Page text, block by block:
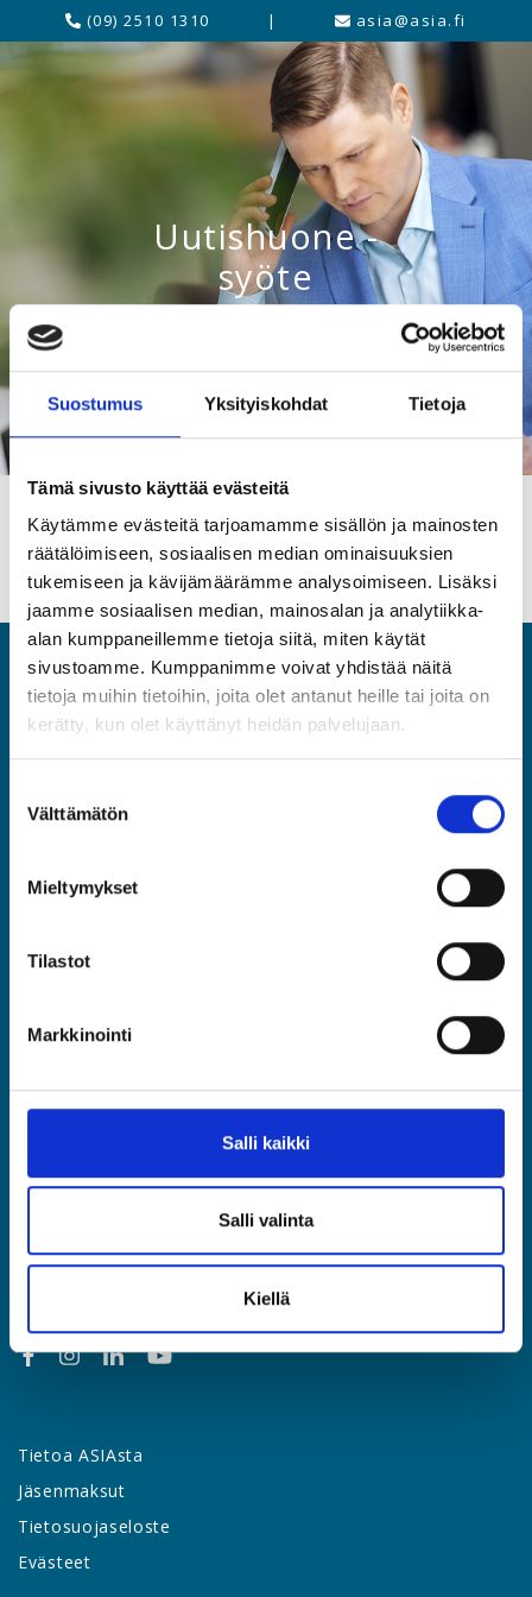
Suostumus Yksityiskohdat Tietoja
Tämä sivusto käyttää evästeitä
Käytämme evästeitä tarjoamamme sisällön ja mainosten
räätälöimiseen, sosiaalisen median ominaisuuksien
tukemiseen ja kävijämäärämme analysoimiseen. Lisäksi
jaamme sosiaalisen median, mainosalan ja analytiikka-
alan kumppaneillemme tietoja siitä, miten käytät
sivustoamme. Kumppanimme voivat yhdistää näitä
tietoja muihin tietoihin, joita olet antanut heille tai joita on
kerätty, kun olet käyttänyt heidän palvelujaan.
valinta
Välttämätön
Mieltymykset
Tilastot
Markkinointi
Salli kaikki
Salli valinta
Kiellä
(09) 2510 1310 | asia@asia.fi
Uutishuone -
syöte
ASIA
Asiantuntijat ja Esihenkilöt ASIA ry
(09) 2510 1310
Jäsenyys
Palvelut & edut
Yhteystiedot
Tietoa ASIAsta
Jäsenmaksut
Tietosuojaseloste
Evästeet